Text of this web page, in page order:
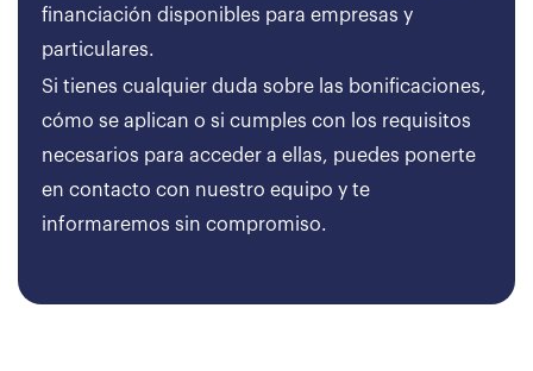
financiación disponibles para empresas y
particulares.
Si tienes cualquier duda sobre las bonificaciones,
cómo se aplican o si cumples con los requisitos
necesarios para acceder a ellas, puedes ponerte
en contacto con nuestro equipo y te
informaremos sin compromiso.